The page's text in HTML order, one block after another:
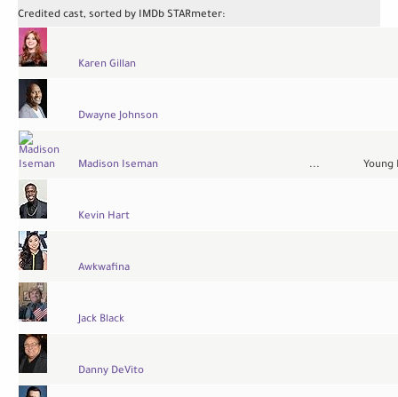
Credited cast, sorted by IMDb STARmeter:
Karen Gillan
Dwayne Johnson
Madison Iseman ... Young
Kevin Hart
Awkwafina
Jack Black
Danny DeVito